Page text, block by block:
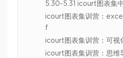
5.30-5.31 icourt图表集
icourt图表集训营：
f
icourt图表集训营：可
icourt图表集训营：思维